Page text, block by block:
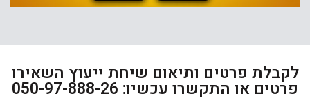
לקבלת פרטים ותיאום שיחת ייעוץ השאירו
פרטים או התקשרו עכשיו: 050-97-888-26